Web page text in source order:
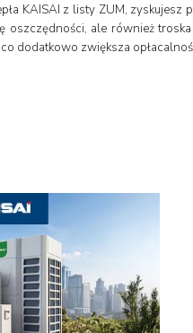
KAISAI z listy ZUM, zyskujesz
oszczędności, ale również
dodatkowo zwiększa